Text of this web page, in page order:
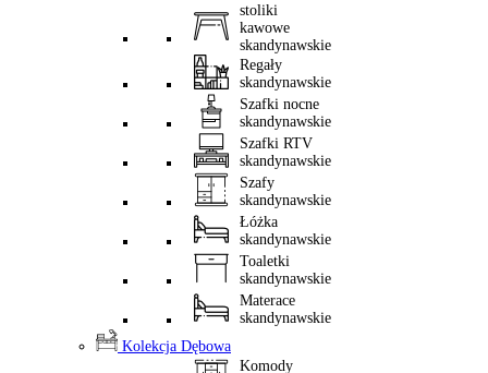
stoliki
kawowe
skandynawskie
Regały
skandynawskie
Szafki nocne
skandynawskie
Szafki RTV
skandynawskie
Szafy
skandynawskie
Łóżka
skandynawskie
Toaletki
skandynawskie
Materace
skandynawskie
Kolekcja Dębowa
Komody